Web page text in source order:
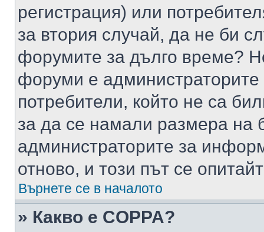
регистрация) или
за втория случай, да не би
форумите за дълго време?
форуми е администраторите
потребители, който не са
за да се намали размера на
администраторите за
отново, и този път се
Върнете се в началото
» Какво е COPPA?